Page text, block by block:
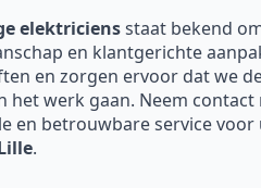
elektriciensstaat bekend
en klantgerichte
en zorgen ervoor dat we
het werk gaan. Neem contact
en betrouwbare service voor
.